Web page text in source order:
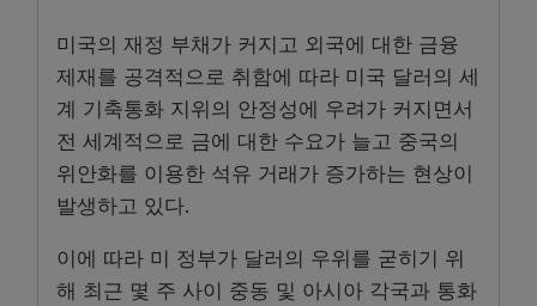
미국의 재정 부채가 커지고 외국에 대한 금융
제재를 공격적으로 취함에 따라 미국 달러의 세
계 기축통화 지위의 안정성에 우려가 커지면서
전 세계적으로 금에 대한 수요가 늘고 중국의
위안화를 이용한 석유 거래가 증가하는 현상이
발생하고 있다.
이에 따라 미 정부가 달러의 우위를 굳히기 위
해 최근 몇 주 사이 중동 및 아시아 각국과 통화